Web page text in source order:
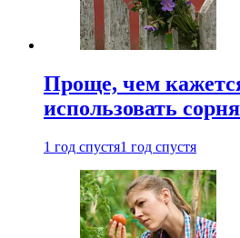
Проще, чем
использовать
1 год спустя1 год спустя